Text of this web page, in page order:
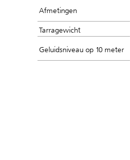
Afmetingen
Tarragewicht
Geluidsniveau op 10 meter